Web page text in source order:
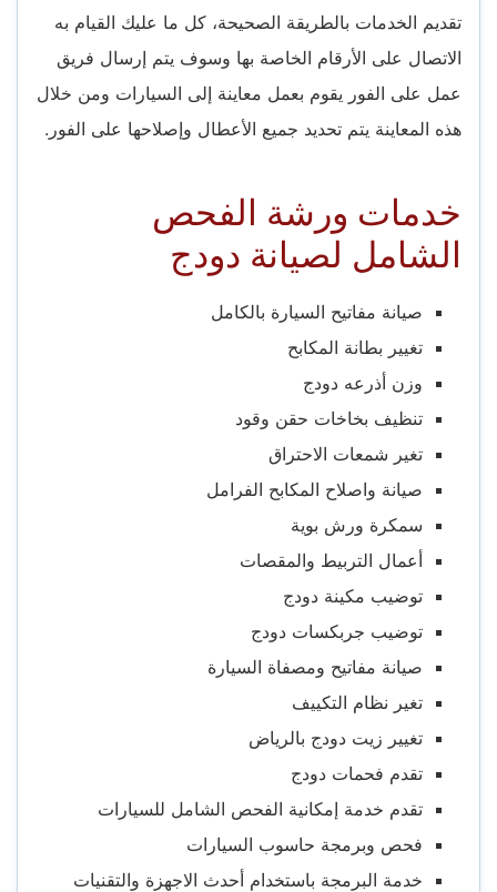
تقديم الخدمات بالطريقة الصحيحة، كل ما عليك القيام به
الاتصال على الأرقام الخاصة بها وسوف يتم إرسال فريق
عمل على الفور يقوم بعمل معاينة إلى السيارات ومن خلال
هذه المعاينة يتم تحديد جميع الأعطال وإصلاحها على الفور.
خدمات ورشة الفحص
الشامل لصيانة دودج
صيانة مفاتيح السيارة بالكامل
تغيير بطانة المكابح
وزن أذرعه دودج
تنظيف بخاخات حقن وقود
تغير شمعات الاحتراق
صيانة واصلاح المكابح الفرامل
سمكرة ورش بوية
أعمال التربيط والمقصات
توضيب مكينة دودج
توضيب جربكسات دودج
صيانة مفاتيح ومصفاة السيارة
تغير نظام التكييف
تغيير زيت دودج بالرياض
تقدم فحمات دودج
تقدم خدمة إمكانية الفحص الشامل للسيارات
فحص وبرمجة حاسوب السيارات
خدمة البرمجة باستخدام أحدث الاجهزة والتقنيات